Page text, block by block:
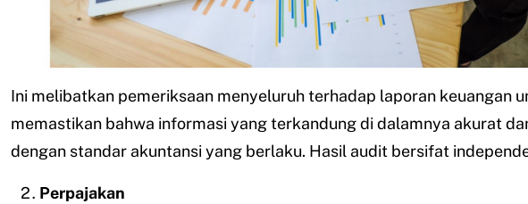
Ini melibatkan pemeriksaan menyeluruh terhadap laporan keuangan
memastikan bahwa informasi yang terkandung di dalamnya akurat
dengan standar akuntansi yang berlaku. Hasil audit bersifat
Perpajakan